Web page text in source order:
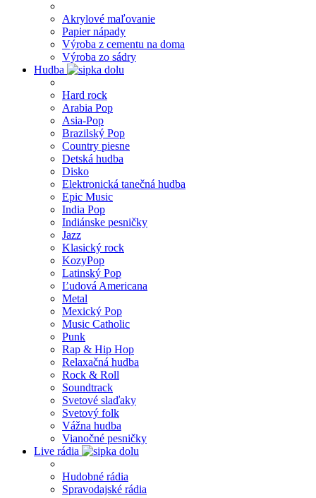
Akrylové maľovanie
Papier nápady
Výroba z cementu na doma
Výroba zo sádry
Hudba
Hard rock
Arabia Pop
Asia-Pop
Brazilský Pop
Country piesne
Detská hudba
Disko
Elektronická tanečná hudba
Epic Music
India Pop
Indiánske pesničky
Jazz
Klasický rock
KozyPop
Latinský Pop
Ľudová Americana
Metal
Mexický Pop
Music Catholic
Punk
Rap & Hip Hop
Relaxačná hudba
Rock & Roll
Soundtrack
Svetové slaďaky
Svetový folk
Vážna hudba
Vianočné pesničky
Live rádia
Hudobné rádia
Spravodajské rádia